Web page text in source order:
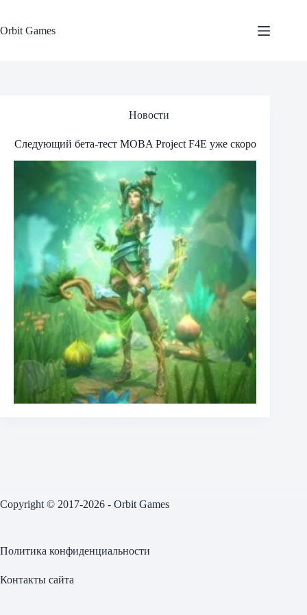
content
Orbit Games
Новости
Следующий бета-тест MOBA Project F4E уже скоро
Copyright © 2017-2026 - Orbit Games
Политика конфиденциальности
Контакты сайта